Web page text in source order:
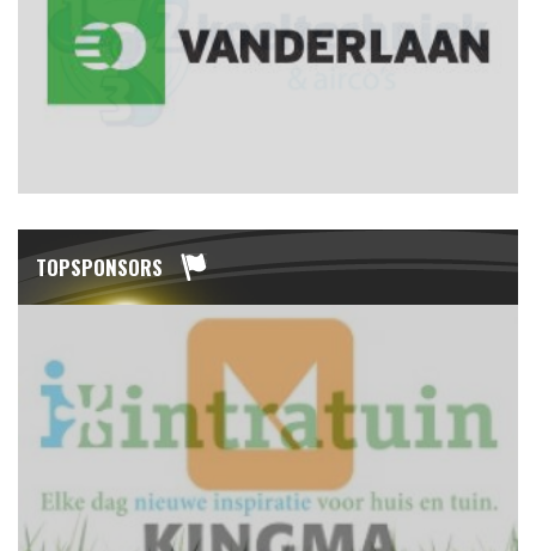
TOPSPONSORS